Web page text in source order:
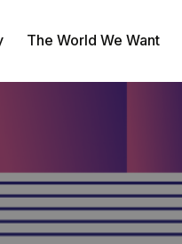
The World We Want